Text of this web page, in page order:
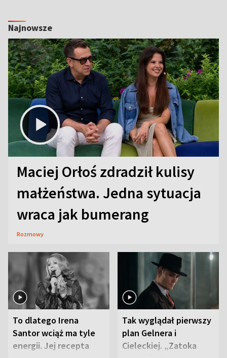
Najnowsze
Maciej Orłoś zdradził kulisy
małżeństwa. Jedna sytuacja
wraca jak bumerang
Rozmowy
To dlatego Irena
Santor wciąż ma tyle
energii. Jej recepta
Tak wyglądał pierwszy
plan Gelnera i
Cieleckiej. „Zatoka